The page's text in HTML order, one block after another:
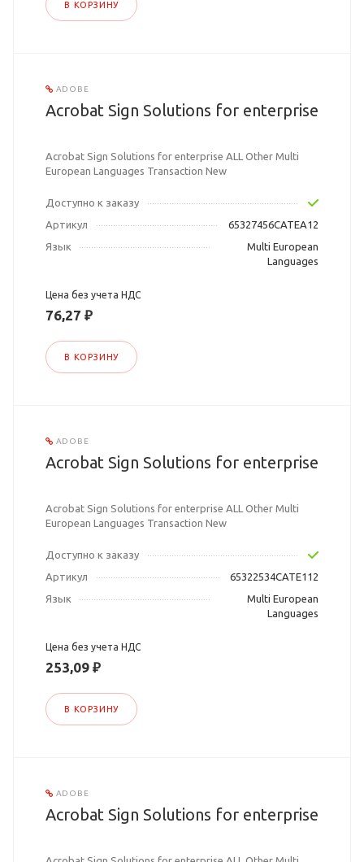
В КОРЗИНУ
ADOBE
Acrobat Sign Solutions for enterprise
Acrobat Sign Solutions for enterprise ALL Other Multi
European Languages Transaction New
Доступно к заказу
Артикул
65327456CATEA12
Язык
Multi European
Languages
Цена без учета НДС
76,27 ₽
В КОРЗИНУ
ADOBE
Acrobat Sign Solutions for enterprise
Acrobat Sign Solutions for enterprise ALL Other Multi
European Languages Transaction New
Доступно к заказу
Артикул
65322534CATE112
Язык
Multi European
Languages
Цена без учета НДС
253,09 ₽
В КОРЗИНУ
ADOBE
Acrobat Sign Solutions for enterprise